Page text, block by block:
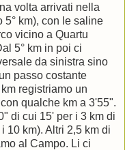
volta arrivati nella
5° km), con le saline
vicino a Quartu
5° km in poi ci
da sinistra sino
passo costante
registriamo un
qualche km a 3'55".
di cui 15' per i 3 km di
10 km). Altri 2,5 km di
al Campo. Li ci